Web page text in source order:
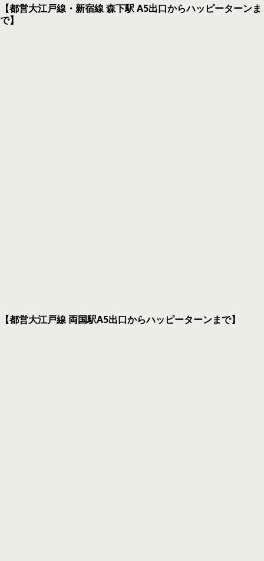
【都営大江戸線・新宿線 森下駅 A5出口からハッピーターンま
で】
【都営大江戸線 両国駅A5出口からハッピーターンまで】